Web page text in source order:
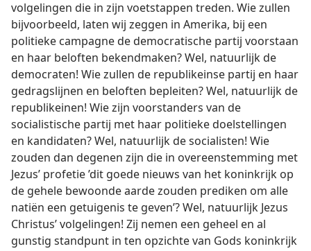
volgelingen die in zijn voetstappen treden. Wie zullen
bijvoorbeeld, laten wij zeggen in Amerika, bij een
politieke campagne de democratische partij voorstaan
en haar beloften bekendmaken? Wel, natuurlijk de
democraten! Wie zullen de republikeinse partij en haar
gedragslijnen en beloften bepleiten? Wel, natuurlijk de
republikeinen! Wie zijn voorstanders van de
socialistische partij met haar politieke doelstellingen
en kandidaten? Wel, natuurlijk de socialisten! Wie
zouden dan degenen zijn die in overeenstemming met
Jezus’ profetie ’dit goede nieuws van het koninkrijk op
de gehele bewoonde aarde zouden prediken om alle
natiën een getuigenis te geven’? Wel, natuurlijk Jezus
Christus’ volgelingen! Zij nemen een geheel en al
gunstig standpunt in ten opzichte van Gods koninkrijk